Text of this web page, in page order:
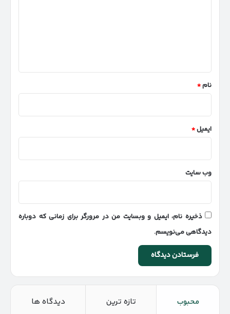
نام*
ایمیل*
وب‌ سایت
ذخیره نام، ایمیل و وبسایت من در مرورگر برای زمانی که دوباره
دیدگاهی می‌نویسم.
محبوب تازه ترین دیدگاه ها